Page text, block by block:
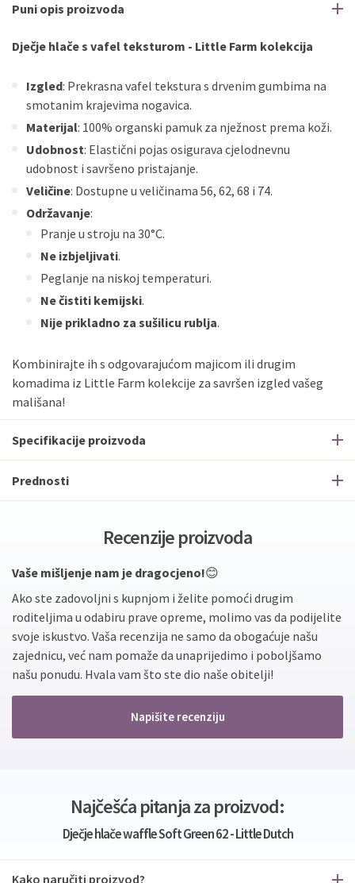
Puni opis proizvoda
Dječje hlače s vafel teksturom - Little Farm kolekcija
Izgled: Prekrasna vafel tekstura s drvenim gumbima na
smotanim krajevima nogavica.
Materijal: 100% organski pamuk za nježnost prema koži.
Udobnost: Elastični pojas osigurava cjelodnevnu
udobnost i savršeno pristajanje.
Veličine: Dostupne u veličinama 56, 62, 68 i 74.
Održavanje:
Pranje u stroju na 30°C.
Ne izbjeljivati.
Peglanje na niskoj temperaturi.
Ne čistiti kemijski.
Nije prikladno za sušilicu rublja.
Kombinirajte ih s odgovarajućom majicom ili drugim
komadima iz Little Farm kolekcije za savršen izgled vašeg
mališana!
Specifikacije proizvoda
Prednosti
Recenzije proizvoda
Vaše mišljenje nam je dragocjeno!😊
Ako ste zadovoljni s kupnjom i želite pomoći drugim
roditeljima u odabiru prave opreme, molimo vas da podijelite
svoje iskustvo. Vaša recenzija ne samo da obogaćuje našu
zajednicu, već nam pomaže da unaprijedimo i poboljšamo
našu ponudu. Hvala vam što ste dio naše obitelji!
Napišite recenziju
Najčešća pitanja za proizvod:
Dječje hlače waffle Soft Green 62 - Little Dutch
Kako naručiti proizvod?